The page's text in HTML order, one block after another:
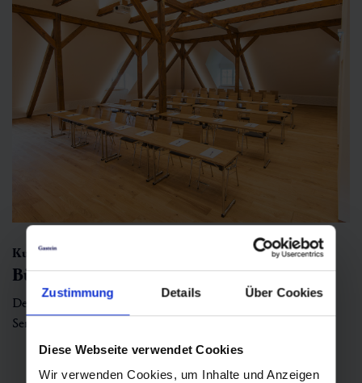
Zustimmung Details Über Cookies
Diese Webseite verwendet Cookies
Wir verwenden Cookies, um Inhalte und Anzeigen
Kursaal
Bürgersaal
Des Kursaals schönes Oberstübchen: Ein High-Tech
Seminarraum mit historischen Dachpfosten und -sparren.